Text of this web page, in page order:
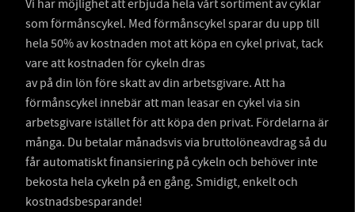
Vi har möjlighet att erbjuda hela vårt sortiment av cyklar
som förmånscykel. Med förmånscykel sparar du upp till
hela 50% av kostnaden mot att köpa en cykel privat, tack
vare att kostnaden för cykeln dras
av på din lön före skatt av din arbetsgivare. Att ha
förmånscykel innebär att man leasar en cykel via sin
arbetsgivare istället för att köpa den privat. Fördelarna är
många. Du betalar månadsvis via bruttolöneavdrag så du
får automatiskt finansiering på cykeln och behöver inte
bekosta hela cykeln på en gång. Smidigt, enkelt och
kostnadsbesparande!